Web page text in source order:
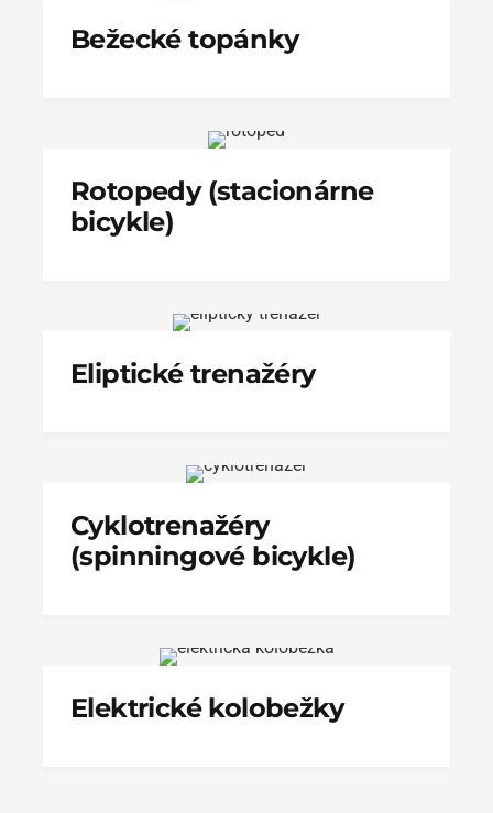
Bežecké topánky
Rotopedy (stacionárne
bicykle)
Eliptické trenažéry
Cyklotrenažéry
(spinningové bicykle)
Elektrické kolobežky